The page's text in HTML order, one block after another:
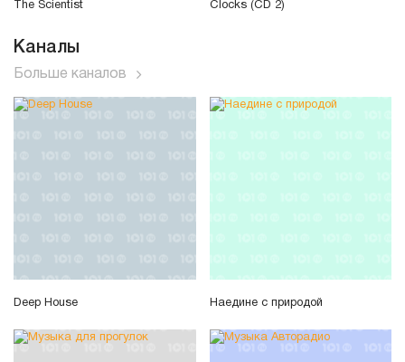
The Scientist Clocks (CD 2)
Каналы
Больше каналов
Deep House Наедине с природой